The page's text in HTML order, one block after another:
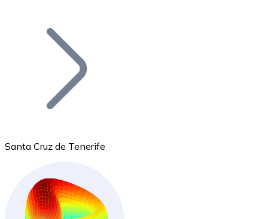
Bitcoin
Ethereum
Santa Cruz de Tenerife